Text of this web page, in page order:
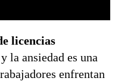
licencias
la ansiedad es una
enfrentan